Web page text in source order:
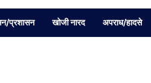
प्रशासन खोजी नारद अपराध/हादसे